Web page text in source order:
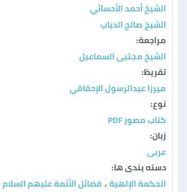
الشيخ أحمد الأحسائي
الشيخ صالح الدباب
مراجعة:
الشيخ مجتبى السماعيل
تقريظ:
ميرزا عبدالرسول الإحقاقي
نوع:
كتاب مصور PDF
زبان:
عربی
دسته بندی ها:
الحكمة الإلهية ، فضائل الأئمة عليهم السلام